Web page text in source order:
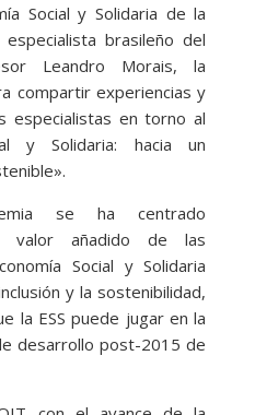
Social y Solidaria de la
brasileño del
Leandro Morais, la
compartir experiencias y
especialistas en torno al
y Solidaria: hacia un
se ha centrado
valor añadido de las
Social y Solidaria
y la sostenibilidad,
la ESS puede jugar en la
desarrollo post-2015 de